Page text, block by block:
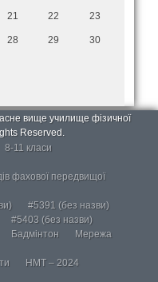
21 22 23
28 29 30
вище училище фізичної
Reserved.
8-11 класи
фахової передвищої
#5391 (без назви)
#5403 (без назви)
Бадмінтон
Мережа
НМТ – 2024